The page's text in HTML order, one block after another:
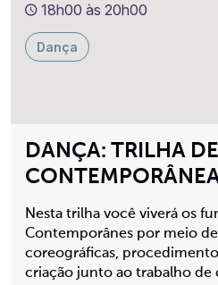
DANÇA: TRILHA
Nesta trilha você viverá os
Contemporânes por meio
coreográficas,
criação junto ao trabalho de
18h00 às 20h00
Dança